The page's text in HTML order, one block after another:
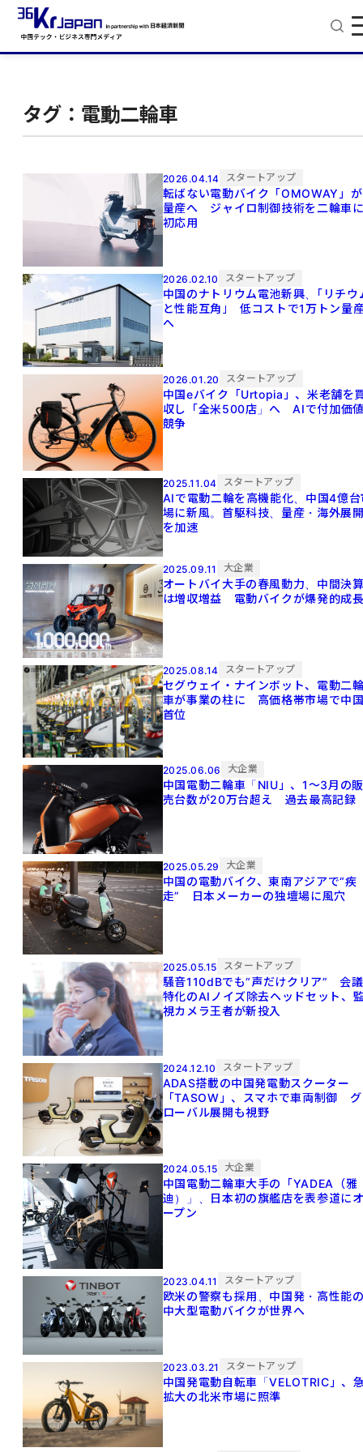
タグ：電動二輪車
2026.04.14 スタートアップ
転ばない電動バイク「OMOWAY」が
量産へ ジャイロ制御技術を二輪車
初応用
2026.02.10 スタートアップ
中国のナトリウム電池新興、｢リチウ
と性能互⾓｣ 低コストで1万トン量
へ
2026.01.20 スタートアップ
中国eバイク「Urtopia」、米老舗を
収し「全米500店」へ AIで付加価
競争
2025.11.04 スタートアップ
AIで電動二輪を高機能化、中国4億台
場に新風。首駆科技、量産・海外展
を加速
2025.09.11 大企業
オートバイ大手の春風動力、中間決
は増収増益 電動バイクが爆発的成
2025.08.14 スタートアップ
セグウェイ・ナインボット、電動二
車が事業の柱に 高価格帯市場で中
首位
2025.06.06 大企業
中国電動二輪車「NIU」、1～3月の販
売台数が20万台超え 過去最高記録
2025.05.29 大企業
中国の電動バイク、東南アジアで“疾
走” 日本メーカーの独壇場に風穴
2025.05.15 スタートアップ
騒音110dBでも“声だけクリア” 会議
特化のAIノイズ除去ヘッドセット、
視カメラ王者が新投入
2024.12.10 スタートアップ
ADAS搭載の中国発電動スクーター
「TASOW」、スマホで車両制御 グ
ローバル展開も視野
2024.05.15 大企業
中国電動二輪車大手の「YADEA（雅
迪）」、日本初の旗艦店を表参道に
ープン
2023.04.11 スタートアップ
欧米の警察も採用、中国発・高性能
中大型電動バイクが世界へ
2023.03.21 スタートアップ
中国発電動自転車「VELOTRIC」、
拡大の北米市場に照準